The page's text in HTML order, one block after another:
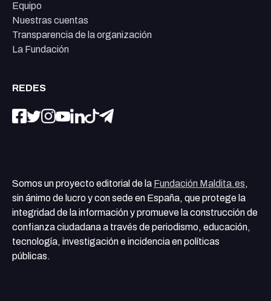
Equipo
Nuestras cuentas
Transparencia de la organización
La Fundación
REDES
Somos un proyecto editorial de la Fundación Maldita.es,
sin ánimo de lucro y con sede en España, que protege la
integridad de la información y promueve la construcción de
confianza ciudadana a través de periodismo, educación,
tecnología, investigación e incidencia en políticas
públicas.